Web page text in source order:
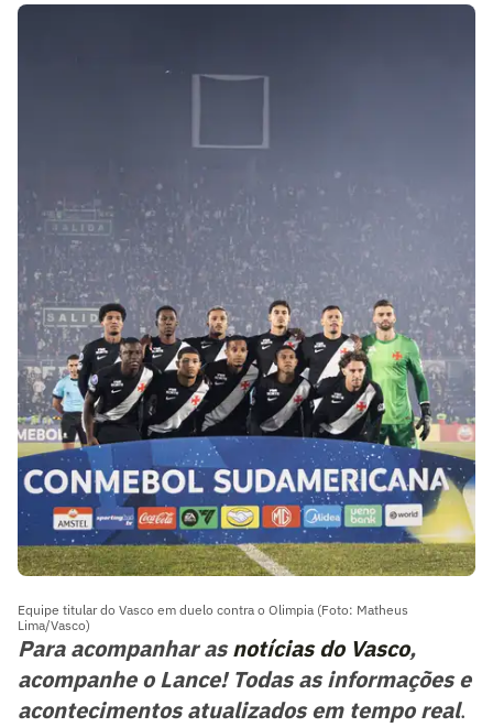
Equipe titular do Vasco em duelo contra o Olimpia (Foto: Matheus
Lima/Vasco)
Para acompanhar asnotícias do Vasco,
acompanhe o Lance! Todas as informações e
acontecimentos atualizados em tempo real.